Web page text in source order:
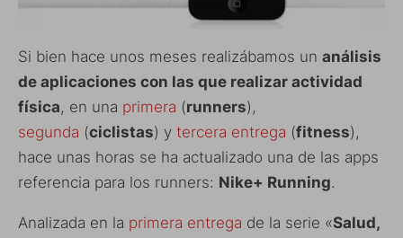
Si bien hace unos meses realizábamos un análisis
de aplicaciones con las que realizar actividad
física, en una primera (runners),
segunda (ciclistas) y tercera entrega (fitness),
hace unas horas se ha actualizado una de las apps
referencia para los runners: Nike+ Running.
Analizada en la primera entrega de la serie «Salud,